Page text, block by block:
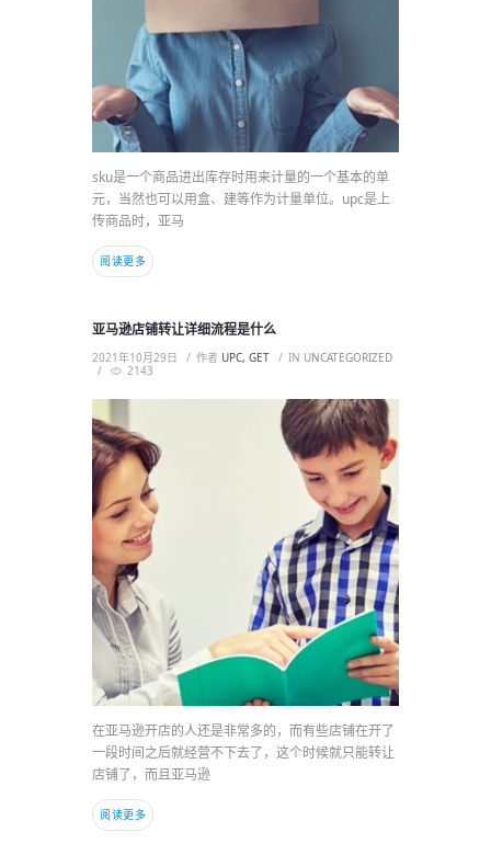
sku是一个商品进出库存时用来计量的一个基本的单
元，当然也可以用盒、建等作为计量单位。upc是上
传商品时，亚马
阅读更多
亚马逊店铺转让详细流程是什么
2021年10月29日 作者 UPC, GET IN UNCATEGORIZED
2143
在亚马逊开店的人还是非常多的，而有些店铺在开了
一段时间之后就经营不下去了，这个时候就只能转让
店铺了，而且亚马逊
阅读更多